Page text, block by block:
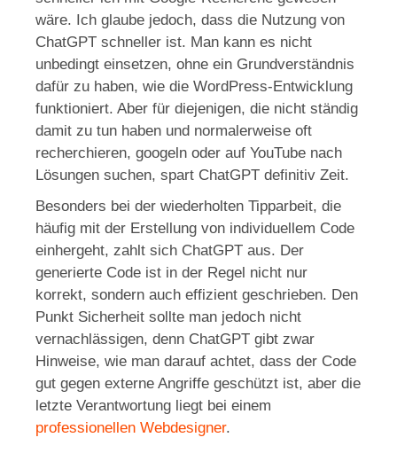
wäre. Ich glaube jedoch, dass die Nutzung von
ChatGPT schneller ist. Man kann es nicht
unbedingt einsetzen, ohne ein Grundverständnis
dafür zu haben, wie die WordPress-Entwicklung
funktioniert. Aber für diejenigen, die nicht ständig
damit zu tun haben und normalerweise oft
recherchieren, googeln oder auf YouTube nach
Lösungen suchen, spart ChatGPT definitiv Zeit.
Besonders bei der wiederholten Tipparbeit, die
häufig mit der Erstellung von individuellem Code
einhergeht, zahlt sich ChatGPT aus. Der
generierte Code ist in der Regel nicht nur
korrekt, sondern auch effizient geschrieben. Den
Punkt Sicherheit sollte man jedoch nicht
vernachlässigen, denn ChatGPT gibt zwar
Hinweise, wie man darauf achtet, dass der Code
gut gegen externe Angriffe geschützt ist, aber die
letzte Verantwortung liegt bei einem
professionellen Webdesigner.